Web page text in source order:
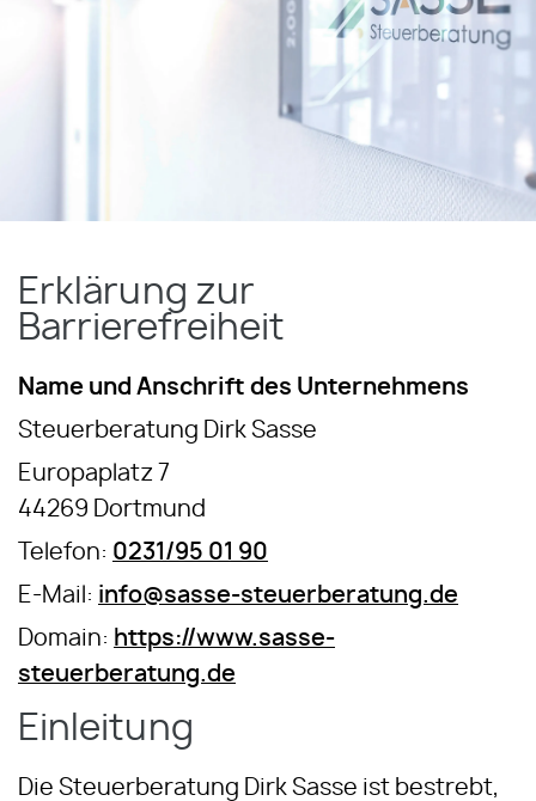
Erklärung zur
Barrierefreiheit
Name und Anschrift des Unternehmens
Steuerberatung Dirk Sasse
Europaplatz 7
44269 Dortmund
Telefon: 0231/95 01 90
E-Mail: info@sasse-steuerberatung.de
Domain: https://www.sasse-
steuerberatung.de
Einleitung
Die Steuerberatung Dirk Sasse ist bestrebt,